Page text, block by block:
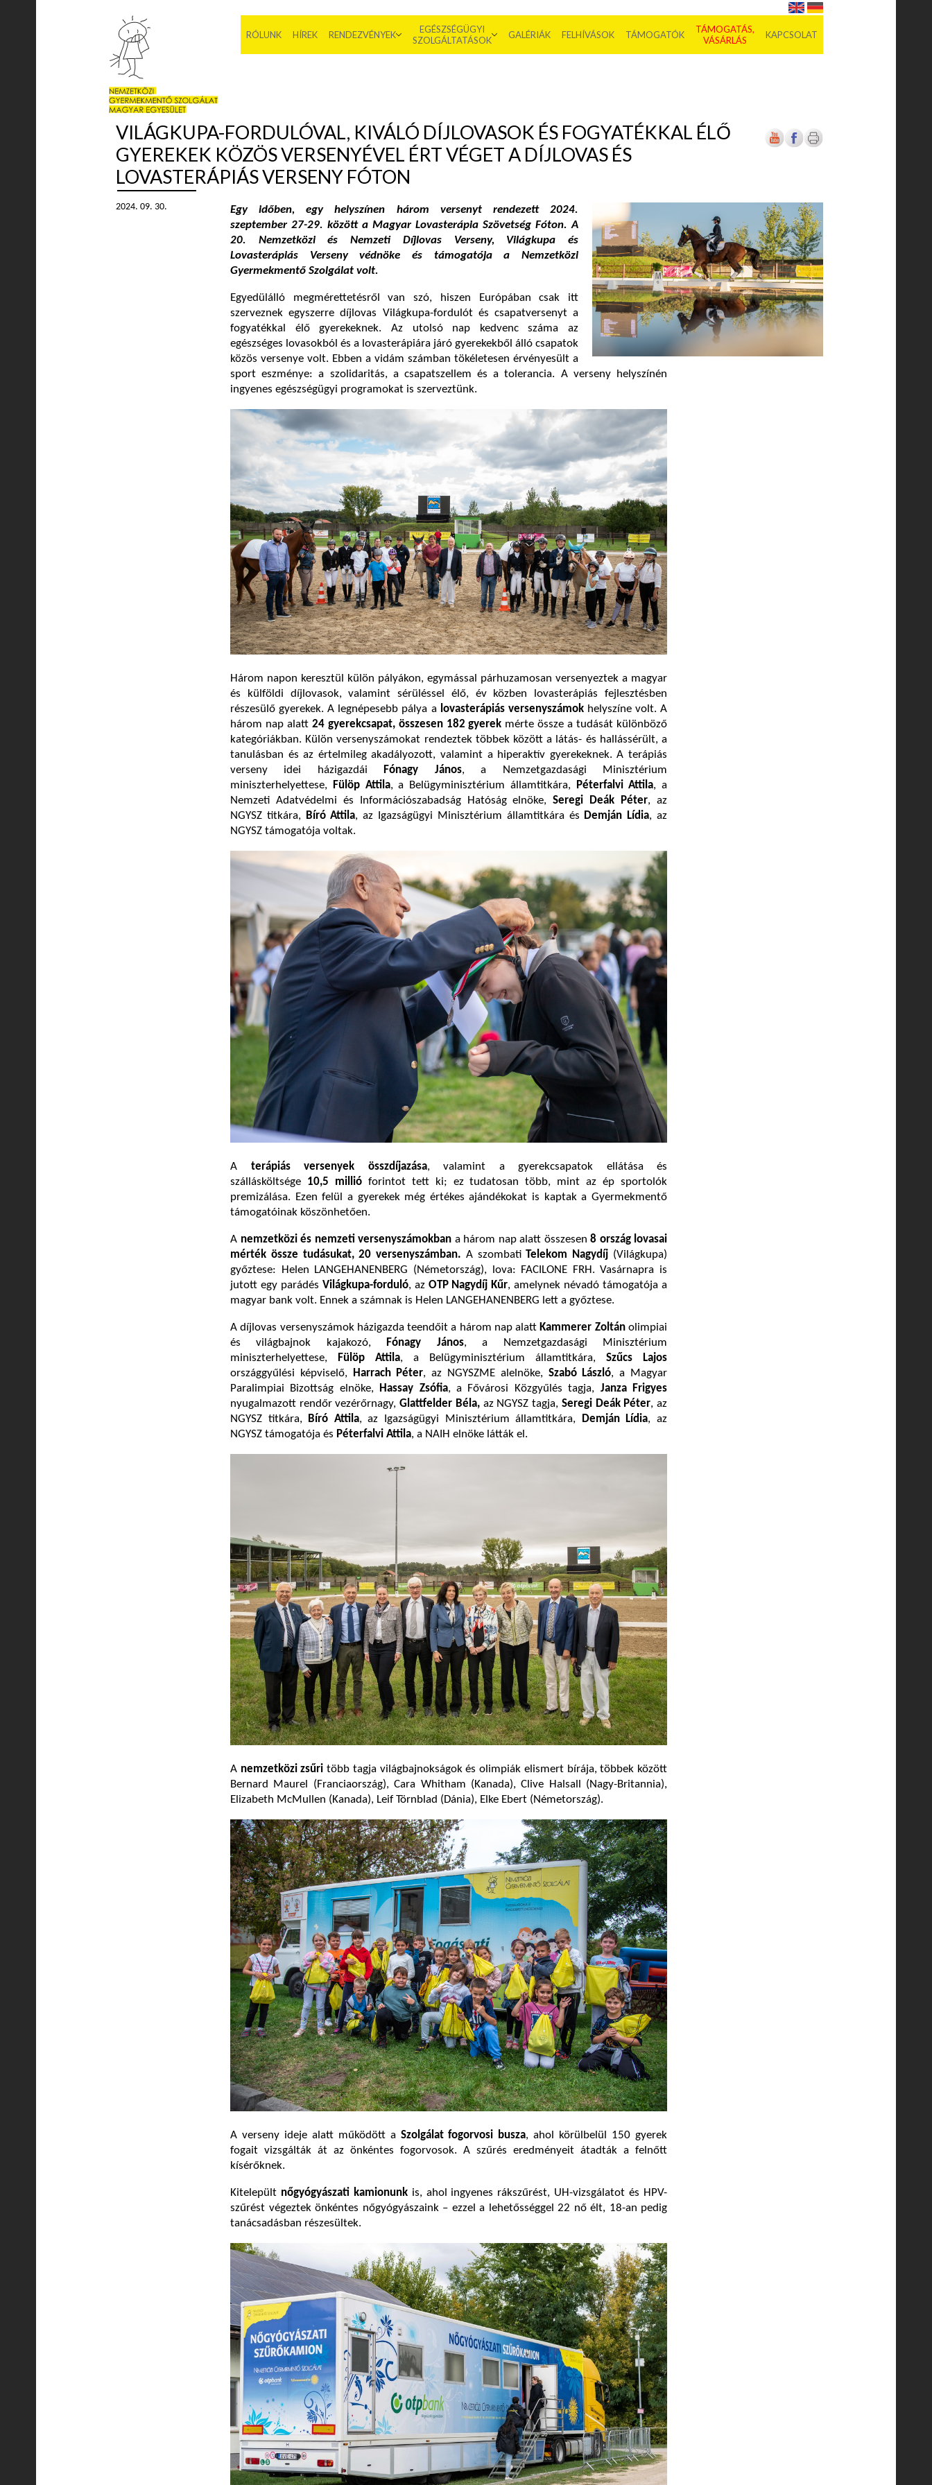
RÓLUNK HÍREK RENDEZVÉNYEK
EGÉSZSÉGÜGYI
SZOLGÁLTATÁSOK
GALÉRIÁK FELHÍVÁSOK TÁMOGATÓK
TÁMOGATÁS,
VÁSÁRLÁS
KAPCSOLAT
VILÁGKUPA-FORDULÓVAL, KIVÁLÓ DÍJLOVASOK ÉS FOGYATÉKKAL ÉLŐ
GYEREKEK KÖZÖS VERSENYÉVEL ÉRT VÉGET A DÍJLOVAS ÉS
LOVASTERÁPIÁS VERSENY FÓTON
2024. 09. 30.
Egy időben, egy helyszínen három versenyt rendezett 2024.
szeptember 27-29. között a Magyar Lovasterápia Szövetség Fóton. A
20. Nemzetközi és Nemzeti Díjlovas Verseny, Világkupa és
Lovasterápiás Verseny védnöke és támogatója a Nemzetközi
Gyermekmentő Szolgálat volt.
Egyedülálló megmérettetésről van szó, hiszen Európában csak itt
szerveznek egyszerre díjlovas Világkupa-fordulót és csapatversenyt a
fogyatékkal élő gyerekeknek. Az utolsó nap kedvenc száma az
egészséges lovasokból és a lovasterápiára járó gyerekekből álló csapatok
közös versenye volt. Ebben a vidám számban tökéletesen érvényesült a
sport eszménye: a szolidaritás, a csapatszellem és a tolerancia. A verseny helyszínén
ingyenes egészségügyi programokat is szerveztünk.
Három napon keresztül külön pályákon, egymással párhuzamosan versenyeztek a magyar
és külföldi díjlovasok, valamint sérüléssel élő, év közben lovasterápiás fejlesztésben
részesülő gyerekek. A legnépesebb pálya a lovasterápiás versenyszámokhelyszíne volt. A
három nap alatt 24 gyerekcsapat, összesen 182 gyerek mérte össze a tudását különböző
kategóriákban. Külön versenyszámokat rendeztek többek között a látás- és hallássérült, a
tanulásban és az értelmileg akadályozott, valamint a hiperaktív gyerekeknek. A terápiás
verseny idei házigazdái
Fónagy János, a Nemzetgazdasági Minisztérium
miniszterhelyettese,
Fülöp Attila, a Belügyminisztérium államtitkára, Péterfalvi Attila, a
Nemzeti Adatvédelmi és Információszabadság Hatóság elnöke,Seregi Deák Péter, az
NGYSZ titkára,
Bíró Attila, az Igazságügyi Minisztérium államtitkára és Demján Lídia, az
NGYSZ támogatója voltak.
A terápiás versenyek összdíjazása, valamint a gyerekcsapatok ellátása és
szállásköltsége 10,5 millióforintot tett ki; ez tudatosan több, mint az ép sportolók
premizálása. Ezen felül a gyerekek még értékes ajándékokat is kaptak a Gyermekmentő
támogatóinak köszönhetően.
A nemzetközi és nemzeti versenyszámokban a három nap alatt összesen 8 ország lovasai
mérték össze tudásukat, 20 versenyszámban. A szombatiTelekom Nagydíj (Világkupa)
győztese: Helen LANGEHANENBERG (Németország), lova: FACILONE FRH. Vasárnapra is
jutott egy parádés Világkupa-forduló, az OTP Nagydíj Kűr, amelynek névadó támogatója a
magyar bank volt. Ennek a számnak is Helen LANGEHANENBERG lett a győztese.
A díjlovas versenyszámok házigazda teendőit a három nap alatt Kammerer Zoltánolimpiai
és világbajnok kajakozó,
Fónagy János, a Nemzetgazdasági Minisztérium
miniszterhelyettese,
Fülöp Attila, a Belügyminisztérium államtitkára, Szűcs Lajos
országgyűlési képviselő,
Harrach Péter, az NGYSZME alelnöke, Szabó László, a Magyar
Paralimpiai Bizottság elnöke,
Hassay Zsófia, a Fővárosi Közgyűlés tagja, Janza Frigyes
nyugalmazott rendőr vezérőrnagy,Glattfelder Béla,az NGYSZ tagja, Seregi Deák Péter, az
NGYSZ titkára,
Bíró Attila, az Igazságügyi Minisztérium államtitkára, Demján Lídia, az
NGYSZ támogatója és Péterfalvi Attila, a NAIH elnöke látták el.
A nemzetközi zsűri több tagja világbajnokságok és olimpiák elismert bírája, többek között
Bernard Maurel (Franciaország), Cara Whitham (Kanada), Clive Halsall (Nagy-Britannia),
Elizabeth McMullen (Kanada), Leif Törnblad (Dánia), Elke Ebert (Németország).
A verseny ideje alatt működött a Szolgálat fogorvosi busza, ahol körülbelül 150 gyerek
fogait vizsgálták át az önkéntes fogorvosok. A szűrés eredményeit átadták a felnőtt
kísérőknek.
Kitelepült nőgyógyászati kamionunkis, ahol ingyenes rákszűrést, UH-vizsgálatot és HPV-
szűrést végeztek önkéntes nőgyógyászaink – ezzel a lehetősséggel 22 nő élt, 18-an pedig
tanácsadásban részesültek.